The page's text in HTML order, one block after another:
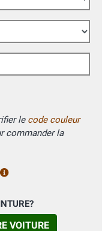
le code couleur
commander la
VOITURE